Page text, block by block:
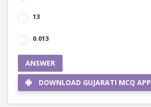
13
0.013
ANSWER
DOWNLOAD GUJARATI MCQ APP